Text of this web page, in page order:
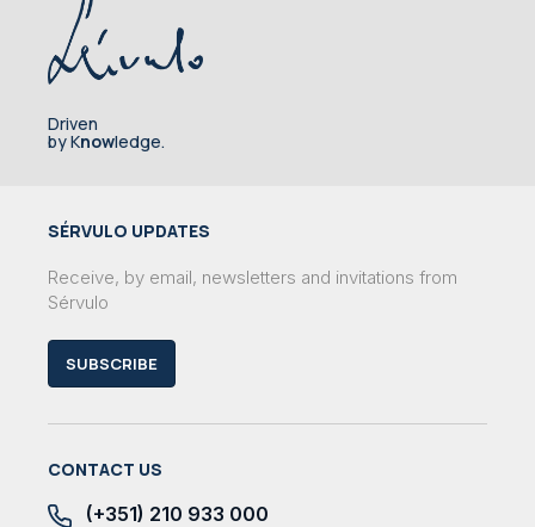
Driven
by Knowledge.
SÉRVULO UPDATES
Receive, by email, newsletters and invitations from
Sérvulo
SUBSCRIBE
CONTACT US
(+351) 210 933 000